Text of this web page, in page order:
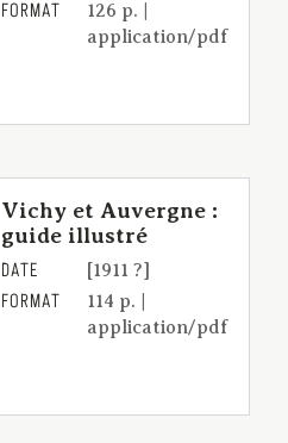
FORMAT
126 p. |
application/pdf
Vichy et Auvergne :
guide illustré
DATE [1911 ?]
FORMAT
114 p. |
application/pdf